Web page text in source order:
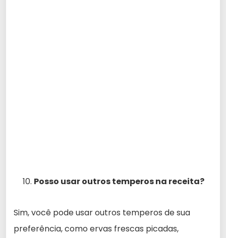
Posso usar outros temperos na receita?
Sim, você pode usar outros temperos de sua
preferência, como ervas frescas picadas,